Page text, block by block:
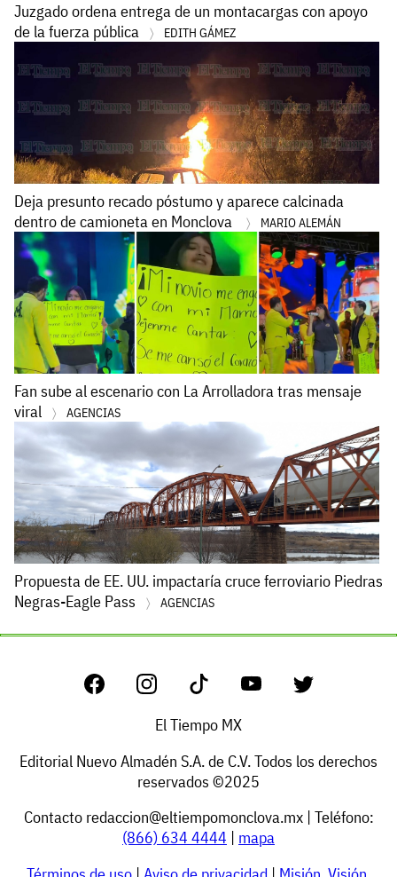
Juzgado ordena entrega de un montacargas con apoyo
de la fuerza pública
EDITH GÁMEZ
Deja presunto recado póstumo y aparece calcinada
dentro de camioneta en Monclova
MARIO ALEMÁN
Fan sube al escenario con La Arrolladora tras mensaje
viral
AGENCIAS
Propuesta de EE. UU. impactaría cruce ferroviario Piedras
Negras-Eagle Pass
AGENCIAS
El Tiempo MX
Editorial Nuevo Almadén S.A. de C.V. Todos los derechos
reservados ©2025
Contacto redaccion@eltiempomonclova.mx| Teléfono:
(866) 634 4444 | mapa